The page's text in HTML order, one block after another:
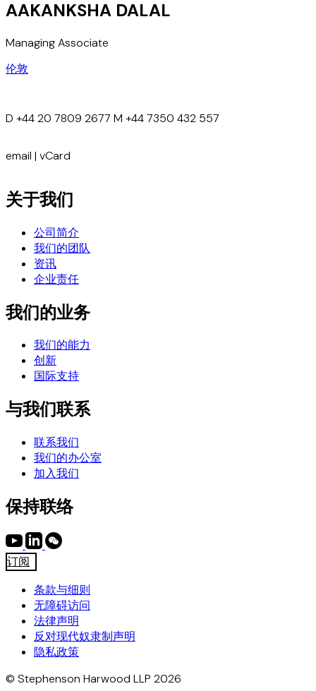
AAKANKSHA DALAL
Managing Associate
伦敦
D +44 20 7809 2677 M +44 7350 432 557
email | vCard
关于我们
公司简介
我们的团队
资讯
企业责任
我们的业务
我们的能力
创新
国际支持
与我们联系
联系我们
我们的办公室
加入我们
保持联络
订阅
条款与细则
无障碍访问
法律声明
反对现代奴隶制声明
隐私政策
© Stephenson Harwood LLP 2026